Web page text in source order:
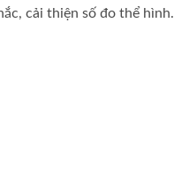
cải thiện số đo thể hình.